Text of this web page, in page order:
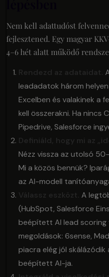
Nem kell adattudóst
fejlesztened. Egy magyar
4–6 hét alatt működő
Rendezd az adataidat.
leadadatok három
Excelben és valakinek a
kell összerakni. Ha nincs
Pipedrive, Salesforce
Definiáld, hogy mi az
Nézz vissza az utolsó
Mi a közös bennük?
az AI-modell
Válassz eszközt.
A
(HubSpot, Salesforce
beépített AI lead scoring
megoldások: 6sense,
piacra elég jól skálázódik
beépített AI-ja.